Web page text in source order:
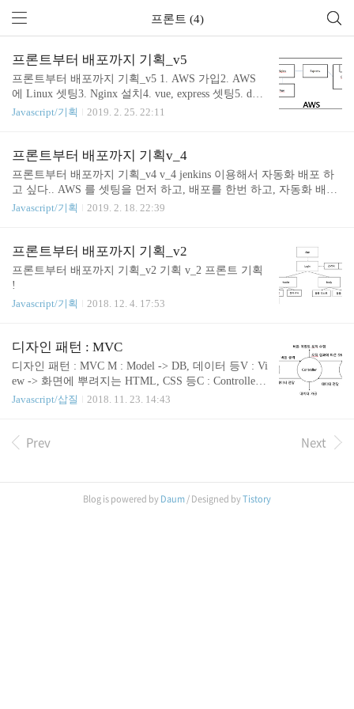
프론트 (4)
프론트부터 배포까지 기획_v5
프론트부터 배포까지 기획_v5 1. AWS 가입2. AWS
에 Linux 셋팅3. Nginx 설치4. vue, express 셋팅5. dock
er 설치6. docker 이미지 만든거 불러오기 (도커허브
Javascript/기획 2019. 2. 25. 22:11
프론트부터 배포까지 기획v_4
프론트부터 배포까지 기획_v4 v_4 jenkins 이용해서 자동화 배포 하
고 싶다.. AWS 를 셋팅을 먼저 하고, 배포를 한번 하고, 자동화 배포
를 하는게 순서인지 앞으로 더 찾아보려고 한다.
Javascript/기획 2019. 2. 18. 22:39
프론트부터 배포까지 기획_v2
프론트부터 배포까지 기획_v2 기획 v_2 프론트 기획
!
Javascript/기획
2018. 12. 4. 17:53
디자인 패턴 : MVC
디자인 패턴 : MVC M : Model -> DB, 데이터 등V : Vi
ew -> 화면에 뿌려지는 HTML, CSS 등C : Controller -
> VIe에서 일어난 이벤트를 Controller 를 통해서 Mod
습니다. 그 이유는 협업의 경계가 애매해서 좋아하지
Javascript/삽질 2018. 11. 23. 14:43
Prev Next
Blog is powered by Daum/ Designed byTistory